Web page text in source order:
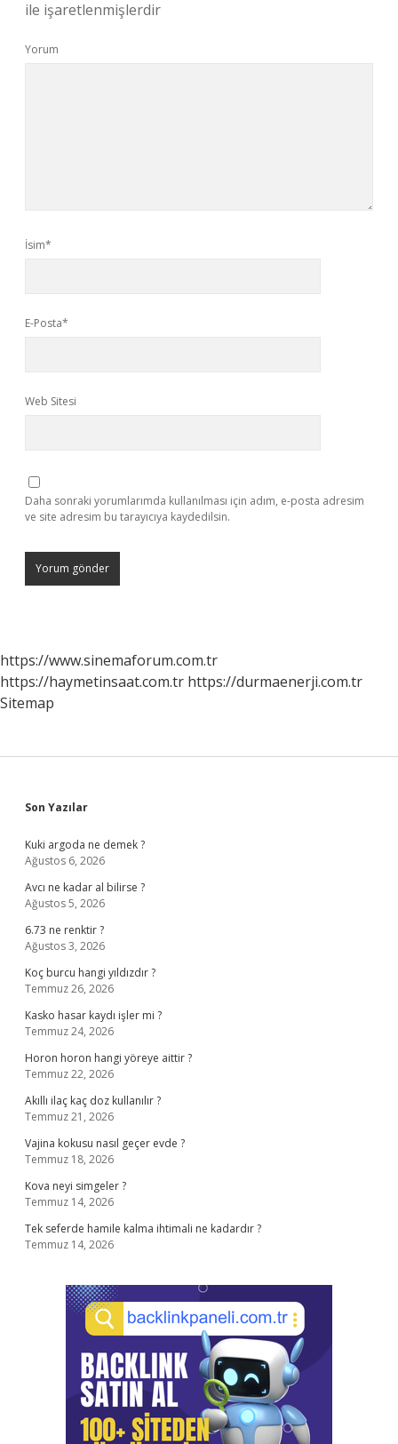
ile işaretlenmişlerdir
Yorum
İsim*
E-Posta*
Web Sitesi
Daha sonraki yorumlarımda kullanılması için adım, e-posta adresim
ve site adresim bu tarayıcıya kaydedilsin.
https://www.sinemaforum.com.tr
https://haymetinsaat.com.tr https://durmaenerji.com.tr
Sitemap
Sidebar
Son Yazılar
Kuki argoda ne demek ?
Ağustos 6, 2026
Avcı ne kadar al bilirse ?
Ağustos 5, 2026
6.73 ne renktir ?
Ağustos 3, 2026
Koç burcu hangi yıldızdır ?
Temmuz 26, 2026
Kasko hasar kaydı işler mi ?
Temmuz 24, 2026
Horon horon hangi yöreye aittir ?
Temmuz 22, 2026
Akıllı ilaç kaç doz kullanılır ?
Temmuz 21, 2026
Vajina kokusu nasıl geçer evde ?
Temmuz 18, 2026
Kova neyi simgeler ?
Temmuz 14, 2026
Tek seferde hamile kalma ihtimali ne kadardır ?
Temmuz 14, 2026